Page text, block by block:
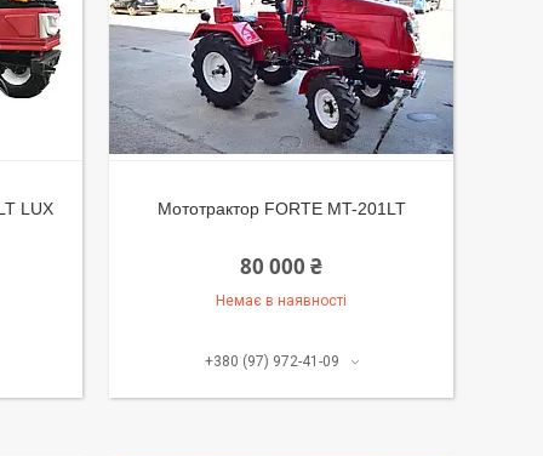
LUX Мототрактор FORTE MT-201LT
80 000 ₴
Немає в наявності
+380 (97) 972-41-09